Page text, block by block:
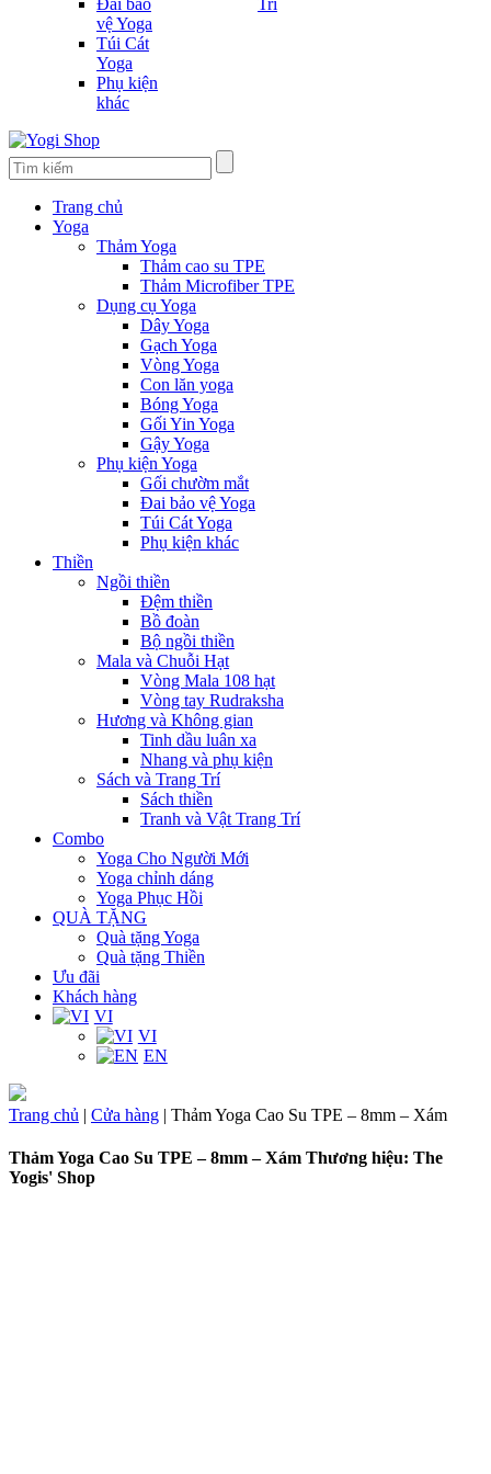
Đai bảo
vệ Yoga
Túi Cát
Yoga
Phụ kiện
khác
Trí
Trang chủ
Yoga
Thảm Yoga
Thảm cao su TPE
Thảm Microfiber TPE
Dụng cụ Yoga
Dây Yoga
Gạch Yoga
Vòng Yoga
Con lăn yoga
Bóng Yoga
Gối Yin Yoga
Gậy Yoga
Phụ kiện Yoga
Gối chườm mắt
Đai bảo vệ Yoga
Túi Cát Yoga
Phụ kiện khác
Thiền
Ngồi thiền
Đệm thiền
Bồ đoàn
Bộ ngồi thiền
Mala và Chuỗi Hạt
Vòng Mala 108 hạt
Vòng tay Rudraksha
Hương và Không gian
Tinh dầu luân xa
Nhang và phụ kiện
Sách và Trang Trí
Sách thiền
Tranh và Vật Trang Trí
Combo
Yoga Cho Người Mới
Yoga chỉnh dáng
Yoga Phục Hồi
QUÀ TẶNG
Quà tặng Yoga
Quà tặng Thiền
Ưu đãi
Khách hàng
VI
VI
EN
Trang chủ | Cửa hàng | Thảm Yoga Cao Su TPE – 8mm – Xám
Thảm Yoga Cao Su TPE – 8mm – Xám Thương hiệu: The
Yogis' Shop